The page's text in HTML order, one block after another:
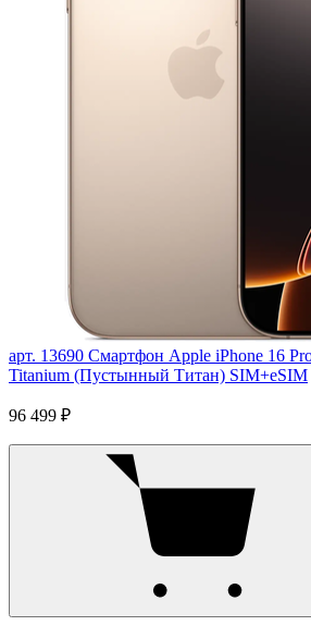
арт. 13690 Смартфон Apple iPhone 16
Titanium (Пустынный Титан) SIM+eSIM
96 499 ₽